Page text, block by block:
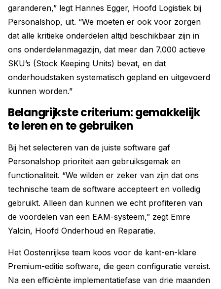
garanderen,” legt Hannes Egger, Hoofd Logistiek bij
Personalshop, uit. “We moeten er ook voor zorgen
dat alle kritieke onderdelen altijd beschikbaar zijn in
ons onderdelenmagazijn, dat meer dan 7.000 actieve
SKU’s (Stock Keeping Units) bevat, en dat
onderhoudstaken systematisch gepland en uitgevoerd
kunnen worden.”
Belangrijkste criterium: gemakkelijk
te leren en te gebruiken
Bij het selecteren van de juiste software gaf
Personalshop prioriteit aan gebruiksgemak en
functionaliteit. “We wilden er zeker van zijn dat ons
technische team de software accepteert en volledig
gebruikt. Alleen dan kunnen we echt profiteren van
de voordelen van een EAM-systeem,” zegt Emre
Yalcin, Hoofd Onderhoud en Reparatie.
Het Oostenrijkse team koos voor de kant-en-klare
Premium-editie software, die geen configuratie vereist.
Na een efficiënte implementatiefase van drie maanden